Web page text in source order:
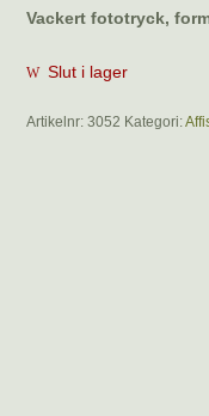
Vackert fototryck,
Slut i lager
Artikelnr: 3052 Kategori: